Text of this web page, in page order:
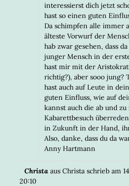
interessierst dich jetzt
hast so einen guten
Da schimpfen alle immer
älteste Vorwurf der
hab zwar gesehen, dass
junger Mensch in der
hast mir mit der
richtig?), aber sooo jung?
hast auch auf Leute in
guten Einfluss, wie auf
kannst auch die ab und
Kabarettbesuch
in Zukunft in der Hand,
Also, danke, dass du da
Anny Hartmann
Christa aus Christa schrieb am
20:10